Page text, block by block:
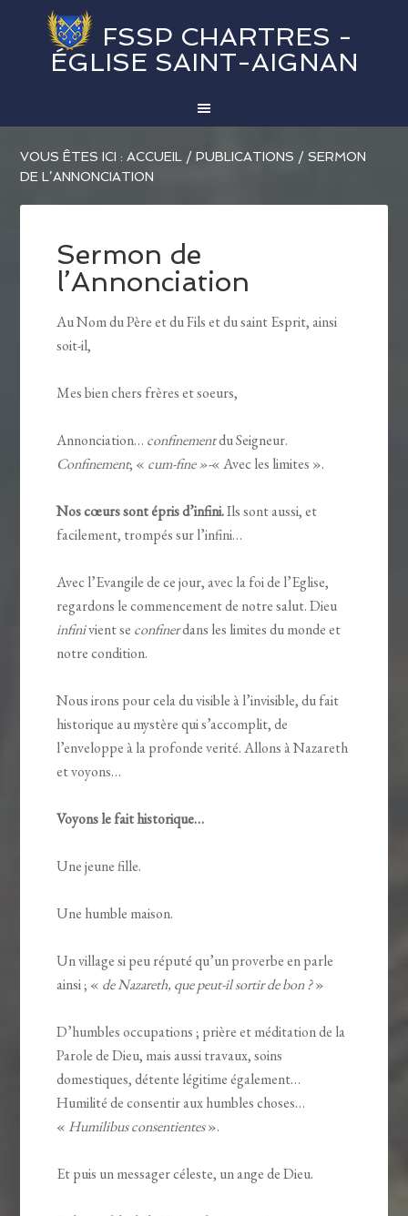
FSSP CHARTRES -
ÉGLISE SAINT-AIGNAN
VOUS ÊTES ICI :ACCUEIL / PUBLICATIONS / SERMON
DE L’ANNONCIATION
Sermon de
l’Annonciation
Au Nom du Père et du Fils et du saint Esprit, ainsi
soit-il,
Mes bien chers frères et soeurs,
Annonciation… confinementdu Seigneur.
Confinement; « cum-fine »-« Avec les limites ».
Nos cœurs sont épris d’infini.Ils sont aussi, et
facilement, trompés sur l’infini…
Avec l’Evangile de ce jour, avec la foi de l’Eglise,
regardons le commencement de notre salut. Dieu
infinivient se confinerdans les limites du monde et
notre condition.
Nous irons pour cela du visible à l’invisible, du fait
historique au mystère qui s’accomplit, de
l’enveloppe à la profonde verité. Allons à Nazareth
et voyons…
Voyons le fait historique…
Une jeune fille.
Une humble maison.
Un village si peu réputé qu’un proverbe en parle
ainsi ; « de Nazareth, que peut-il sortir de bon ?»
D’humbles occupations ; prière et méditation de la
Parole de Dieu, mais aussi travaux, soins
domestiques, détente légitime également…
Humilité de consentir aux humbles choses…
« Humilibus consentientes».
Et puis un messager céleste, un ange de Dieu.